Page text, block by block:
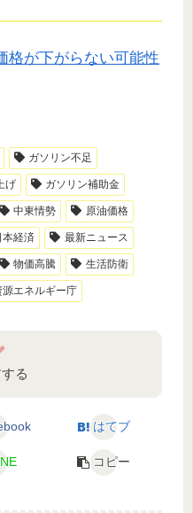
格が下がらない可能性
ガソリン不足
げ ガソリン補助金
中東情勢 原油価格
本経済 最新ニュース
物価高騰 生活防衛
源エネルギー庁
る
はてブ
コピー